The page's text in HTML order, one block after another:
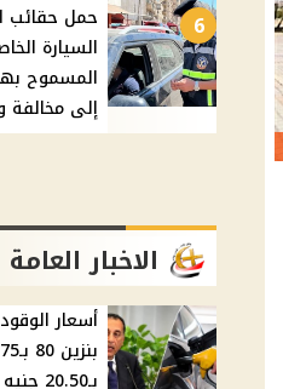
6
حمل حقائب
السيارة
المسموح
إلى
الاخبار العامة
أسعار
بـ20.50 جنيه